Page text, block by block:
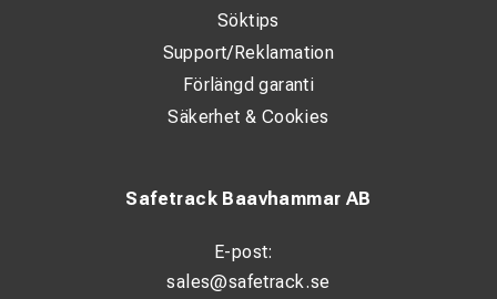
Safetrack Baavhammar AB
E-post:
sales@safetrack.se
Söktips
Support/Reklamation
Förlängd garanti
Säkerhet & Cookies